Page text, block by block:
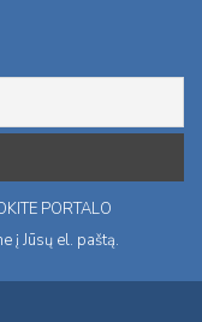
PORTALO
į Jūsų el. paštą.